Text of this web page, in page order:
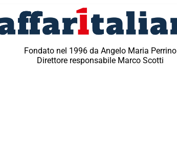
Fondato nel 1996 da Angelo Maria Perrino
Direttore responsabile Marco Scotti